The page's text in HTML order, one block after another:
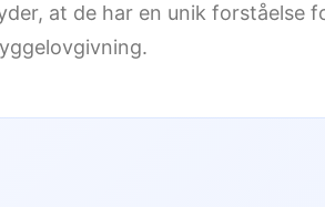
at de har en unik forståelse